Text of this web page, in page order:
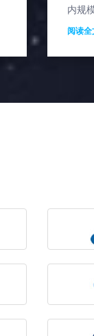
内规
响力
居二
阅读全